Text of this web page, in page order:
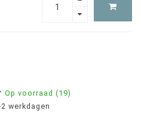
Op voorraad (19)
2 werkdagen